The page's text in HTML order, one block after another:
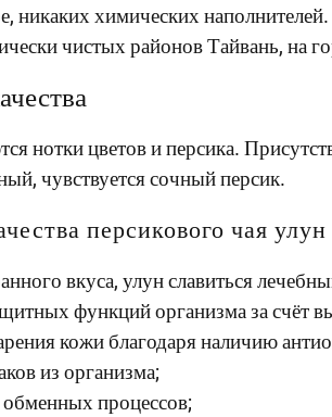
никаких химических
чистых районов Тайвань, на
нотки цветов и персика.
чувствуется сочный персик.
персикового чая улун
вкуса, улун славиться
функций организма за счёт
кожи благодаря наличию
из организма;
процессов;